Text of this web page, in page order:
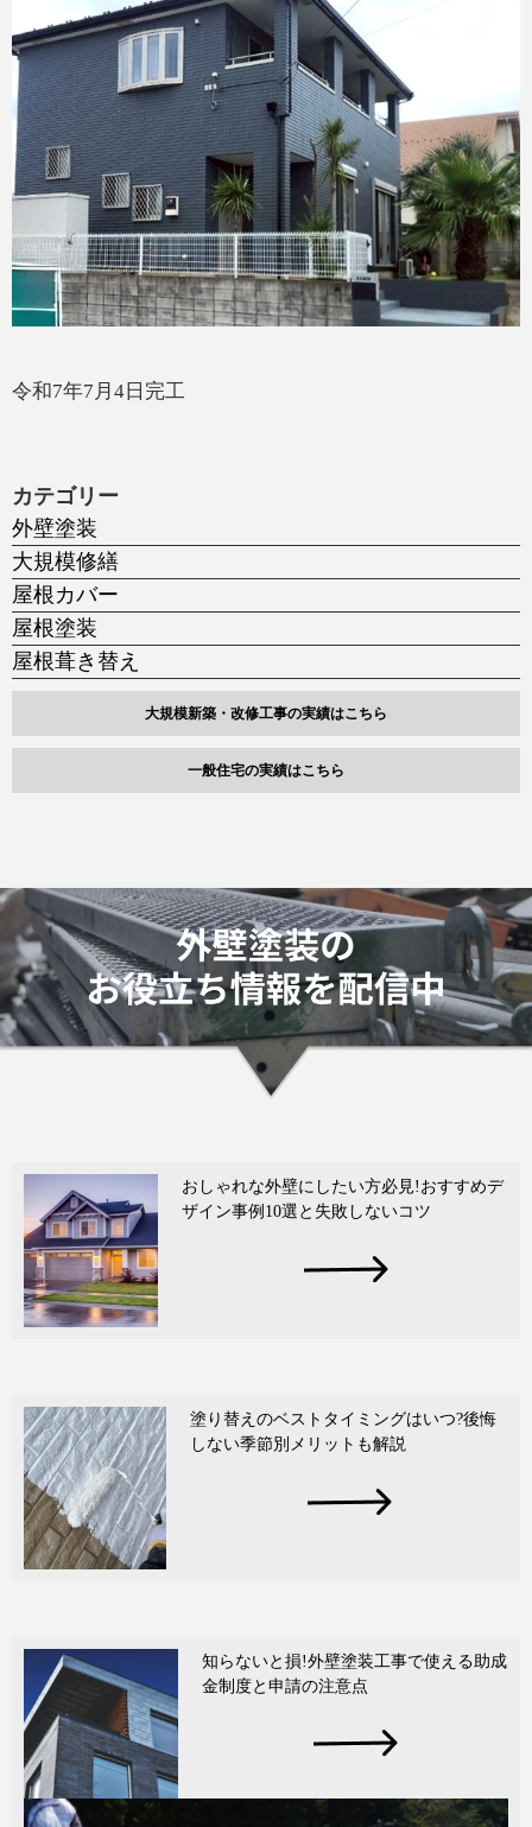
令和7年7月4日完工
カテゴリー
外壁塗装
大規模修繕
屋根カバー
屋根塗装
屋根葺き替え
大規模新築・改修工事の実績はこちら
一般住宅の実績はこちら
おしゃれな外壁にしたい方必見!おすすめデ
ザイン事例10選と失敗しないコツ
塗り替えのベストタイミングはいつ?後悔
しない季節別メリットも解説
知らないと損!外壁塗装工事で使える助成
金制度と申請の注意点